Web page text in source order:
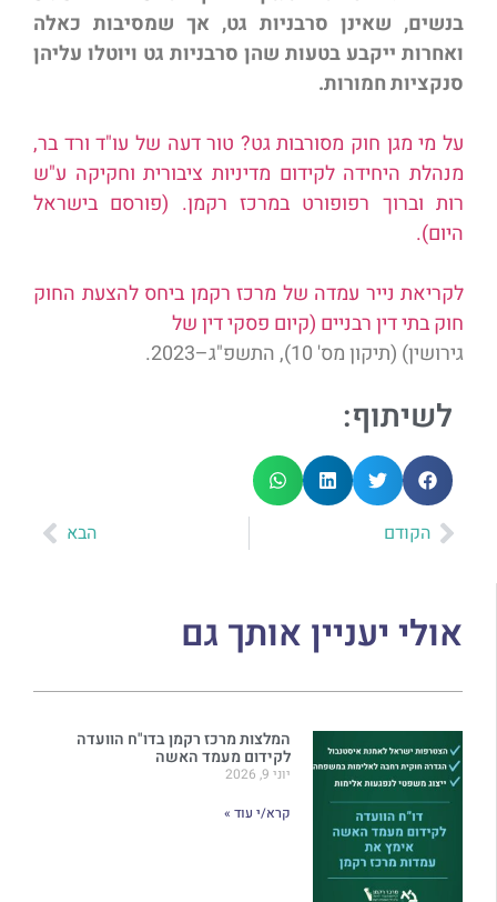
בנשים, שאינן סרבניות גט, אך שמסיבות כאלה
ואחרות ייקבע בטעות שהן סרבניות גט ויוטלו עליהן
סנקציות חמורות.
על מי מגן חוק מסורבות גט? טור דעה של עו"ד ורד בר,
מנהלת היחידה לקידום מדיניות ציבורית וחקיקה ע"ש
רות וברוך רפופורט במרכז רקמן. (פורסם בישראל
היום).
לקריאת נייר עמדה של מרכז רקמן ביחס להצעת החוק
חוק בתי דין רבניים (קיום פסקי דין של
גירושין) (תיקון מס' 10), התשפ"ג–2023.
לשיתוף:
הקודם הבא
אולי יעניין אותך גם
המלצות מרכז רקמן בדו"ח הוועדה
לקידום מעמד האשה
יוני 9, 2026
קרא/י עוד »